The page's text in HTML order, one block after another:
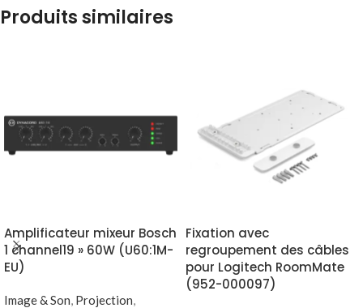
Produits similaires
Amplificateur mixeur Bosch
1 channel19 » 60W (U60:1M-
EU)
Image & Son, Projection,
Fixation avec
regroupement des câbles
pour Logitech RoomMate
(952-000097)